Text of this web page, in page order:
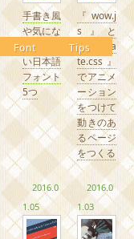
Font
手書き風
や気にな
るかわい
い日本語
フォント
5つ
Tips
『wow.j
s』と
『Anima
te.css』
でアニメ
ーション
をつけて
動きのあ
るページ
をつくる
2016.0
1.05
2016.0
1.03